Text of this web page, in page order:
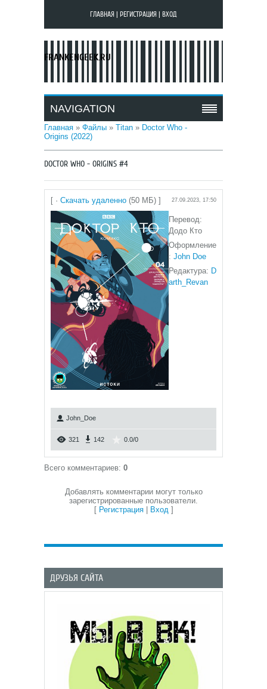
ГЛАВНАЯ РЕГИСТРАЦИЯ ВХОД
FRANKENGEEK.RU
NAVIGATION
Главная » Файлы » Titan » Doctor Who -
Origins (2022)
DOCTOR WHO - ORIGINS #4
[ · Скачать удаленно (50 МБ) ] 27.09.2023, 17:50
Перевод:
Додо Кто
Оформление
: John Doe
Редактура: D
arth_Revan
John_Doe
321 142 0.0/0
Всего комментариев: 0
Добавлять комментарии могут только
зарегистрированные пользователи.
[ Регистрация| Вход]
ДРУЗЬЯ САЙТА